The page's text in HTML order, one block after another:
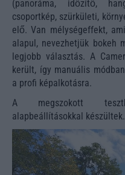
(panoráma, időzítő,
csoportkép, szürkületi,
elő. Van mélységeffekt,
alapul, nevezhetjük bokeh
legjobb választás. A
került, így manuális
a profi képalkotásra.
A megszokott
alapbeállításokkal készültek.